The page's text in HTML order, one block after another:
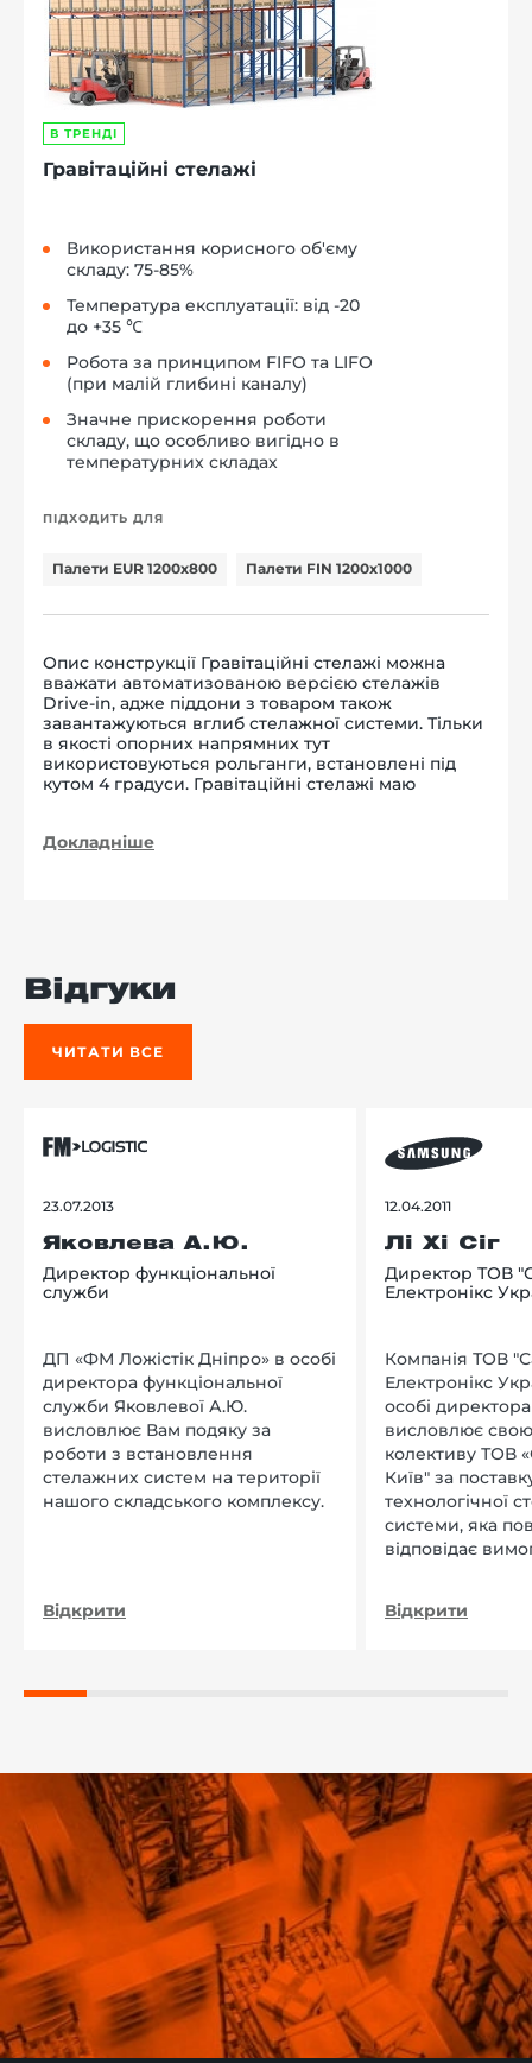
В ТРЕНДІ
Гравітаційні стелажі
Використання корисного об'єму
складу: 75-85%
Температура експлуатації: від -20
до +35 ℃
Робота за принципом FIFO та LIFO
(при малій глибині каналу)
Значне прискорення роботи
складу, що особливо вигідно в
температурних складах
ПІДХОДИТЬ ДЛЯ
Палети EUR 1200x800 Палети FIN 1200x1000
Опис конструкції Гравітаційні стелажі можна
вважати автоматизованою версією стелажів
Drive-in, адже піддони з товаром також
завантажуються вглиб стелажної системи. Тільки
в якості опорних напрямних тут
використовуються рольганги, встановлені під
кутом 4 градуси. Гравітаційні стелажі маю
Докладніше
Відгуки
ЧИТАТИ ВСЕ
23.07.2013
Яковлева А.Ю.
Директор функціональної
служби
ДП «ФМ Ложістік Дніпро» в особі
директора функціональної
служби Яковлевої А.Ю.
висловлює Вам подяку за
роботи з встановлення
стелажних систем на території
нашого складського комплексу.
Відкрити
12.04.2011
Лі Хі Сіг
Директор ТОВ
Електронікс
Компанія ТОВ
Електронікс
особі
висловлює
колективу ТОВ
Київ" за
технологічної
системи, яка
відповідає
Відкрити